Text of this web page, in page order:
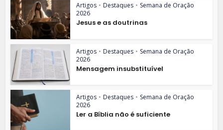
Artigos • Destaques • Semana de Oração
2026
Jesus e as doutrinas
Artigos • Destaques • Semana de Oração
2026
Mensagem insubstituível
Artigos • Destaques • Semana de Oração
2026
Ler a Bíblia não é suficiente